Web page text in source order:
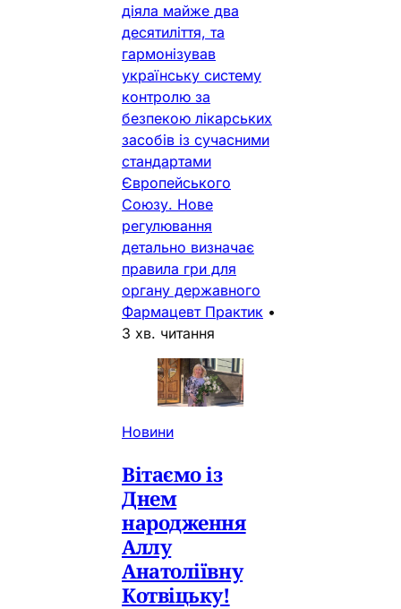
діяла майже два
десятиліття, та
гармонізував
українську систему
контролю за
безпекою лікарських
засобів із сучасними
стандартами
Європейського
Союзу. Нове
регулювання
детально визначає
правила гри для
органу державного
Фармацевт Практик •
3 хв. читання
Новини
Вітаємо із
Днем
народження
Аллу
Анатоліївну
Котвіцьку!